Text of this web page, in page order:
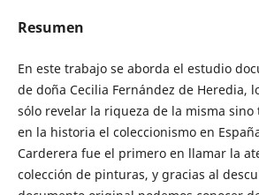
Resumen
En este trabajo se aborda el estudio
de doña Cecilia Fernández de Heredia,
sólo revelar la riqueza de la misma
en la historia el coleccionismo en
Carderera fue el primero en llamar la
colección de pinturas, y gracias al